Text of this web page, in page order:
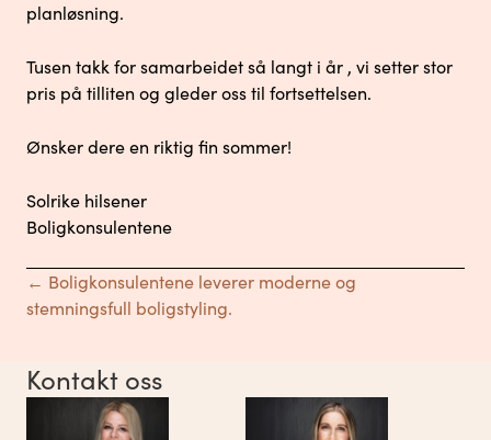
planløsning.
Tusen takk for samarbeidet så langt i år , vi setter stor
pris på tilliten og gleder oss til fortsettelsen.
Ønsker dere en riktig fin sommer!
Solrike hilsener
Boligkonsulentene
Posts
← Boligkonsulentene leverer moderne og
stemningsfull boligstyling.
Kontakt oss